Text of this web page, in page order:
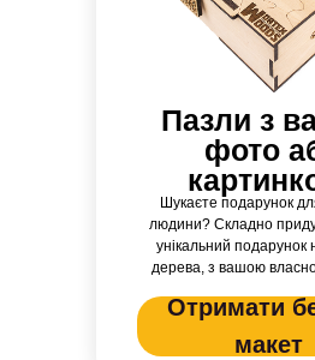
Пазли з
фото
Шукаєте подарунок
людини? Складно
унікальний подарунок
дерева, з вашою
Отримати
макет